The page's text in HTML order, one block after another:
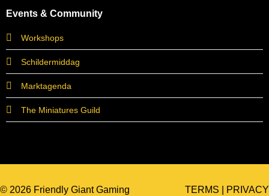
Events & Community
Workshops
Schildermiddag
Marktagenda
The Miniatures Guild
© 2026 Friendly Giant Gaming TERMS PRIVACY